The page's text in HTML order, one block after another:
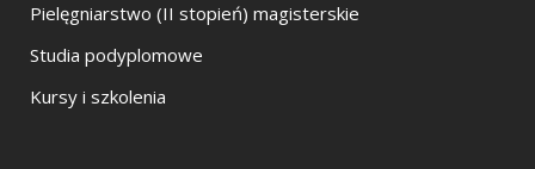
Pielęgniarstwo (II stopień) magisterskie
Studia podyplomowe
Kursy i szkolenia